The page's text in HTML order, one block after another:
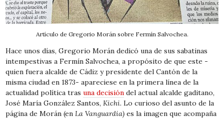
Artículo de Gregorio Morán sobre Fermín Salvochea.
Hace unos días, Gregorio Morán dedicóuna de sus sabatinas
intempestivas a Fermín Salvochea, a propósito de que este -
quien fuera alcalde de Cádiz y presidente del Cantón de la
misma ciudad en 1873- apareciese en la primera línea de la
actualidad política trasuna decisión del actual alcalde gaditano,
José María González Santos,Kichi. Lo curioso del asunto de la
página de Morán (enLa Vanguardia) es la imagen que acompaña